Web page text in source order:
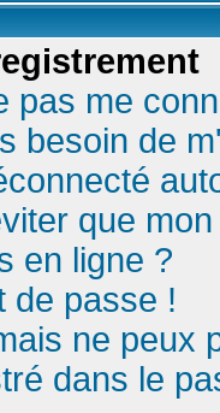
pas me
besoin de
que
en ligne ?
de passe !
ne peux
dans le